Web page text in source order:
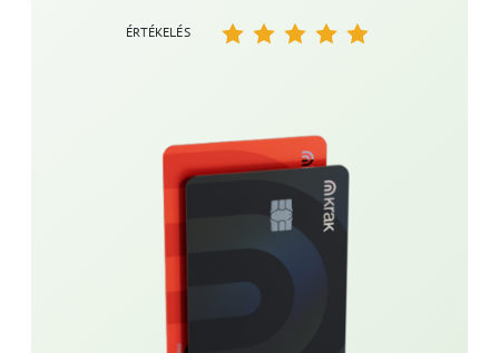
ÉRTÉKELÉS